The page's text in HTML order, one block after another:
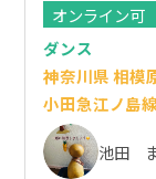
オンライン可
ダンス
神奈川県 相模
小田急江ノ島
池田